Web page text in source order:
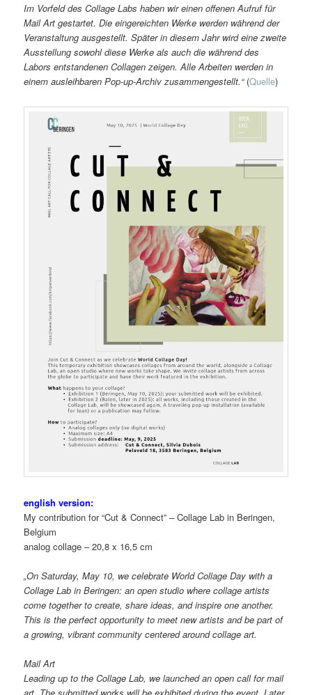
Im Vorfeld des Collage Labs haben wir einen offenen Aufruf für
Mail Art gestartet. Die eingereichten Werke werden während der
Veranstaltung ausgestellt. Später in diesem Jahr wird eine zweite
Ausstellung sowohl diese Werke als auch die während des
Labors entstandenen Collagen zeigen. Alle Arbeiten werden in
einem ausleihbaren Pop-up-Archiv zusammengestellt.“(Quelle)
english version:
My contribution for “Cut & Connect” – Collage Lab in Beringen,
Belgium
analog collage – 20,8 x 16,5 cm
„On Saturday, May 10, we celebrate World Collage Day with a
Collage Lab in Beringen: an open studio where collage artists
come together to create, share ideas, and inspire one another.
This is the perfect opportunity to meet new artists and be part of
a growing, vibrant community centered around collage art.
Mail Art
Leading up to the Collage Lab, we launched an open call for mail